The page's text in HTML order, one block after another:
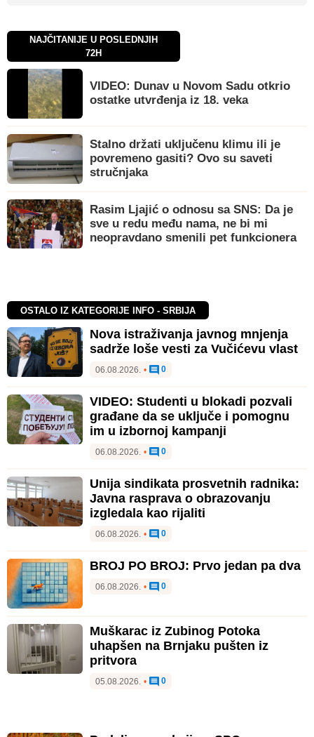
NAJČITANIJE U POSLEDNJIH
72H
VIDEO: Dunav u Novom Sadu otkrio
ostatke utvrđenja iz 18. veka
Stalno držati uključenu klimu ili je
povremeno gasiti? Ovo su saveti
stručnjaka
Rasim Ljajić o odnosu sa SNS: Da je
sve u redu među nama, ne bi mi
neopravdano smenili pet funkcionera
OSTALO IZ KATEGORIJE INFO - SRBIJA
Nova istraživanja javnog mnjenja
sadrže loše vesti za Vučićevu vlast
06.08.2026. • 0
VIDEO: Studenti u blokadi pozvali
građane da se uključe i pomognu
im u izbornoj kampanji
06.08.2026. • 0
Unija sindikata prosvetnih radnika:
Javna rasprava o obrazovanju
izgledala kao rijaliti
06.08.2026. • 0
BROJ PO BROJ: Prvo jedan pa dva
06.08.2026. • 0
Muškarac iz Zubinog Potoka
uhapšen na Brnjaku pušten iz
pritvora
05.08.2026. • 0